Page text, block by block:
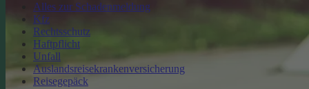
Alles zur Schadenmeldung
Kfz
Rechtsschutz
Haftpflicht
Unfall
Auslandsreisekrankenversicherung
Reisegepäck